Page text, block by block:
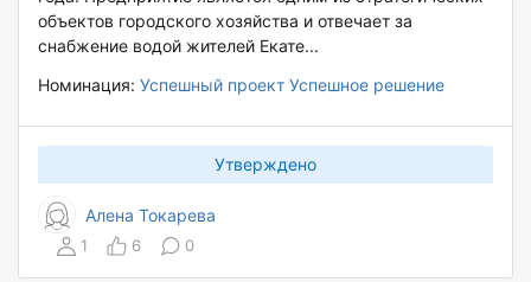
объектов городского хозяйства и отвечает за
снабжение водой жителей Екате...
Номинация: Успешный проект Успешное решение
Алена Токарева
Утверждено
1 6 0